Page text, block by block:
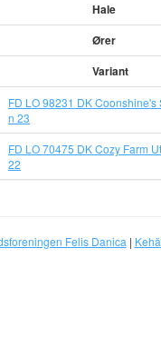
Hale
Ører
Variant
FD LO 98231 DK Coonshine's
n 23
FD LO 70475 DK Cozy Farm
22
Felis Danica |